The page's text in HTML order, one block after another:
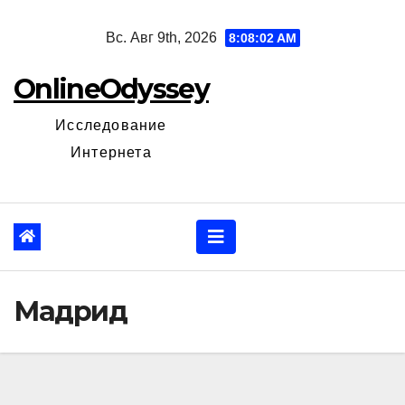
Вс. Авг 9th, 2026 8:08:03 AM
OnlineOdyssey
Исследование
Интернета
Мадрид